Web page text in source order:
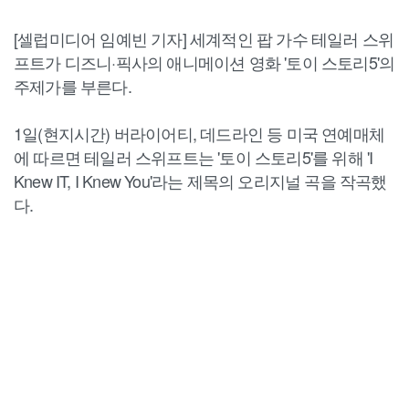
[셀럽미디어 임예빈 기자] 세계적인 팝 가수 테일러 스위
프트가 디즈니·픽사의 애니메이션 영화 '토이 스토리5'의
주제가를 부른다.
1일(현지시간) 버라이어티, 데드라인 등 미국 연예매체
에 따르면 테일러 스위프트는 '토이 스토리5'를 위해 'I
Knew IT, I Knew You'라는 제목의 오리지널 곡을 작곡했
다.